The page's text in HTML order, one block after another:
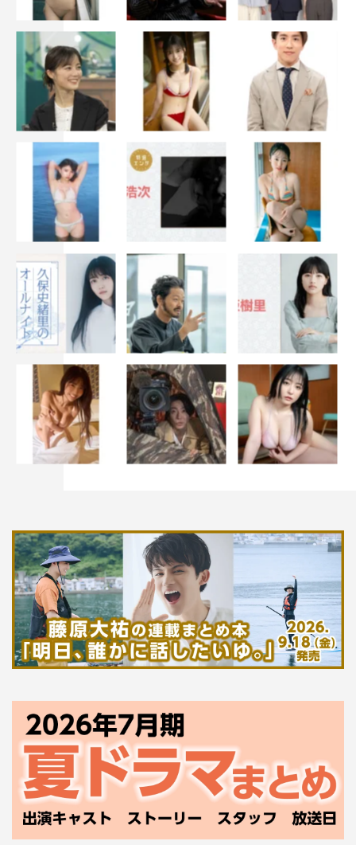
て、喜びはもちろんですが何より驚きが大きいです。「ハ
ケンの品格」は知ってはいましたがあらためて見させてい
ただきました。とにかく面白いドラマで、どの世代が見て
も楽しめるドラマだと思います。ドラマのレギュラー出演
が初めてで、わからない事だらけですが、新入社員の三田
貴士という役に等身大でぶつかっていきたいです。一回り
も二回りも成長できる作品にしたいと思っていますので、
応援のほどよろしくお願いします。
塚地武雅
＜塚地武雅 コメント
＞
視聴者として楽しんでいた作品に参加できるのはとても嬉
しいですが、その反面プレッシャーもあります…。ただ、
僕が演じる宇野は「大前春子がスーパーハケンだと知らな
い」役なので、気負わず新鮮な気持ちで演じたいです。前
に、「おい、宇野！相手を誰だと思ってる！」と突っ込ん
でもらいつつ、初めて見る方々にとっては一番視聴者に近
い視点の存在でいられればと思ってます。